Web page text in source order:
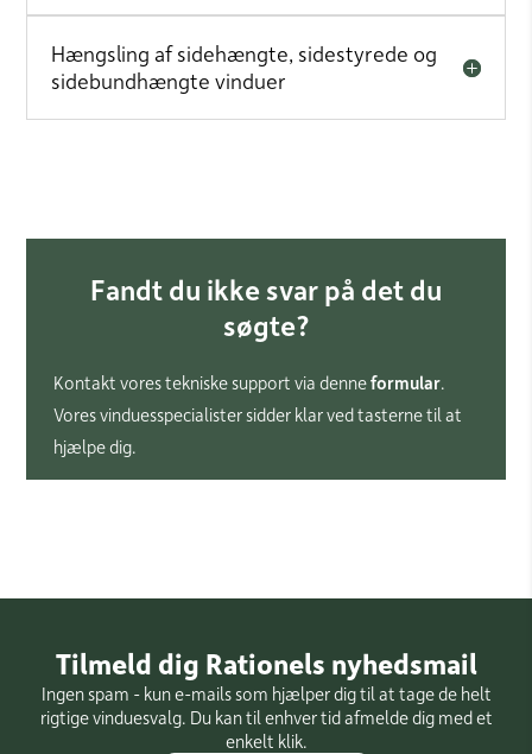
Hængsling af sidehængte, sidestyrede og
sidebundhængte vinduer
Fandt du ikke svar på det du
søgte?
Kontakt vores tekniske support via denneformular.
Vores vinduesspecialister sidder klar ved tasterne til at
hjælpe dig.
Tilmeld dig Rationels nyhedsmail
Ingen spam - kun e-mails som hjælper dig til at tage de helt
rigtige vinduesvalg. Du kan til enhver tid afmelde dig med et
enkelt klik.